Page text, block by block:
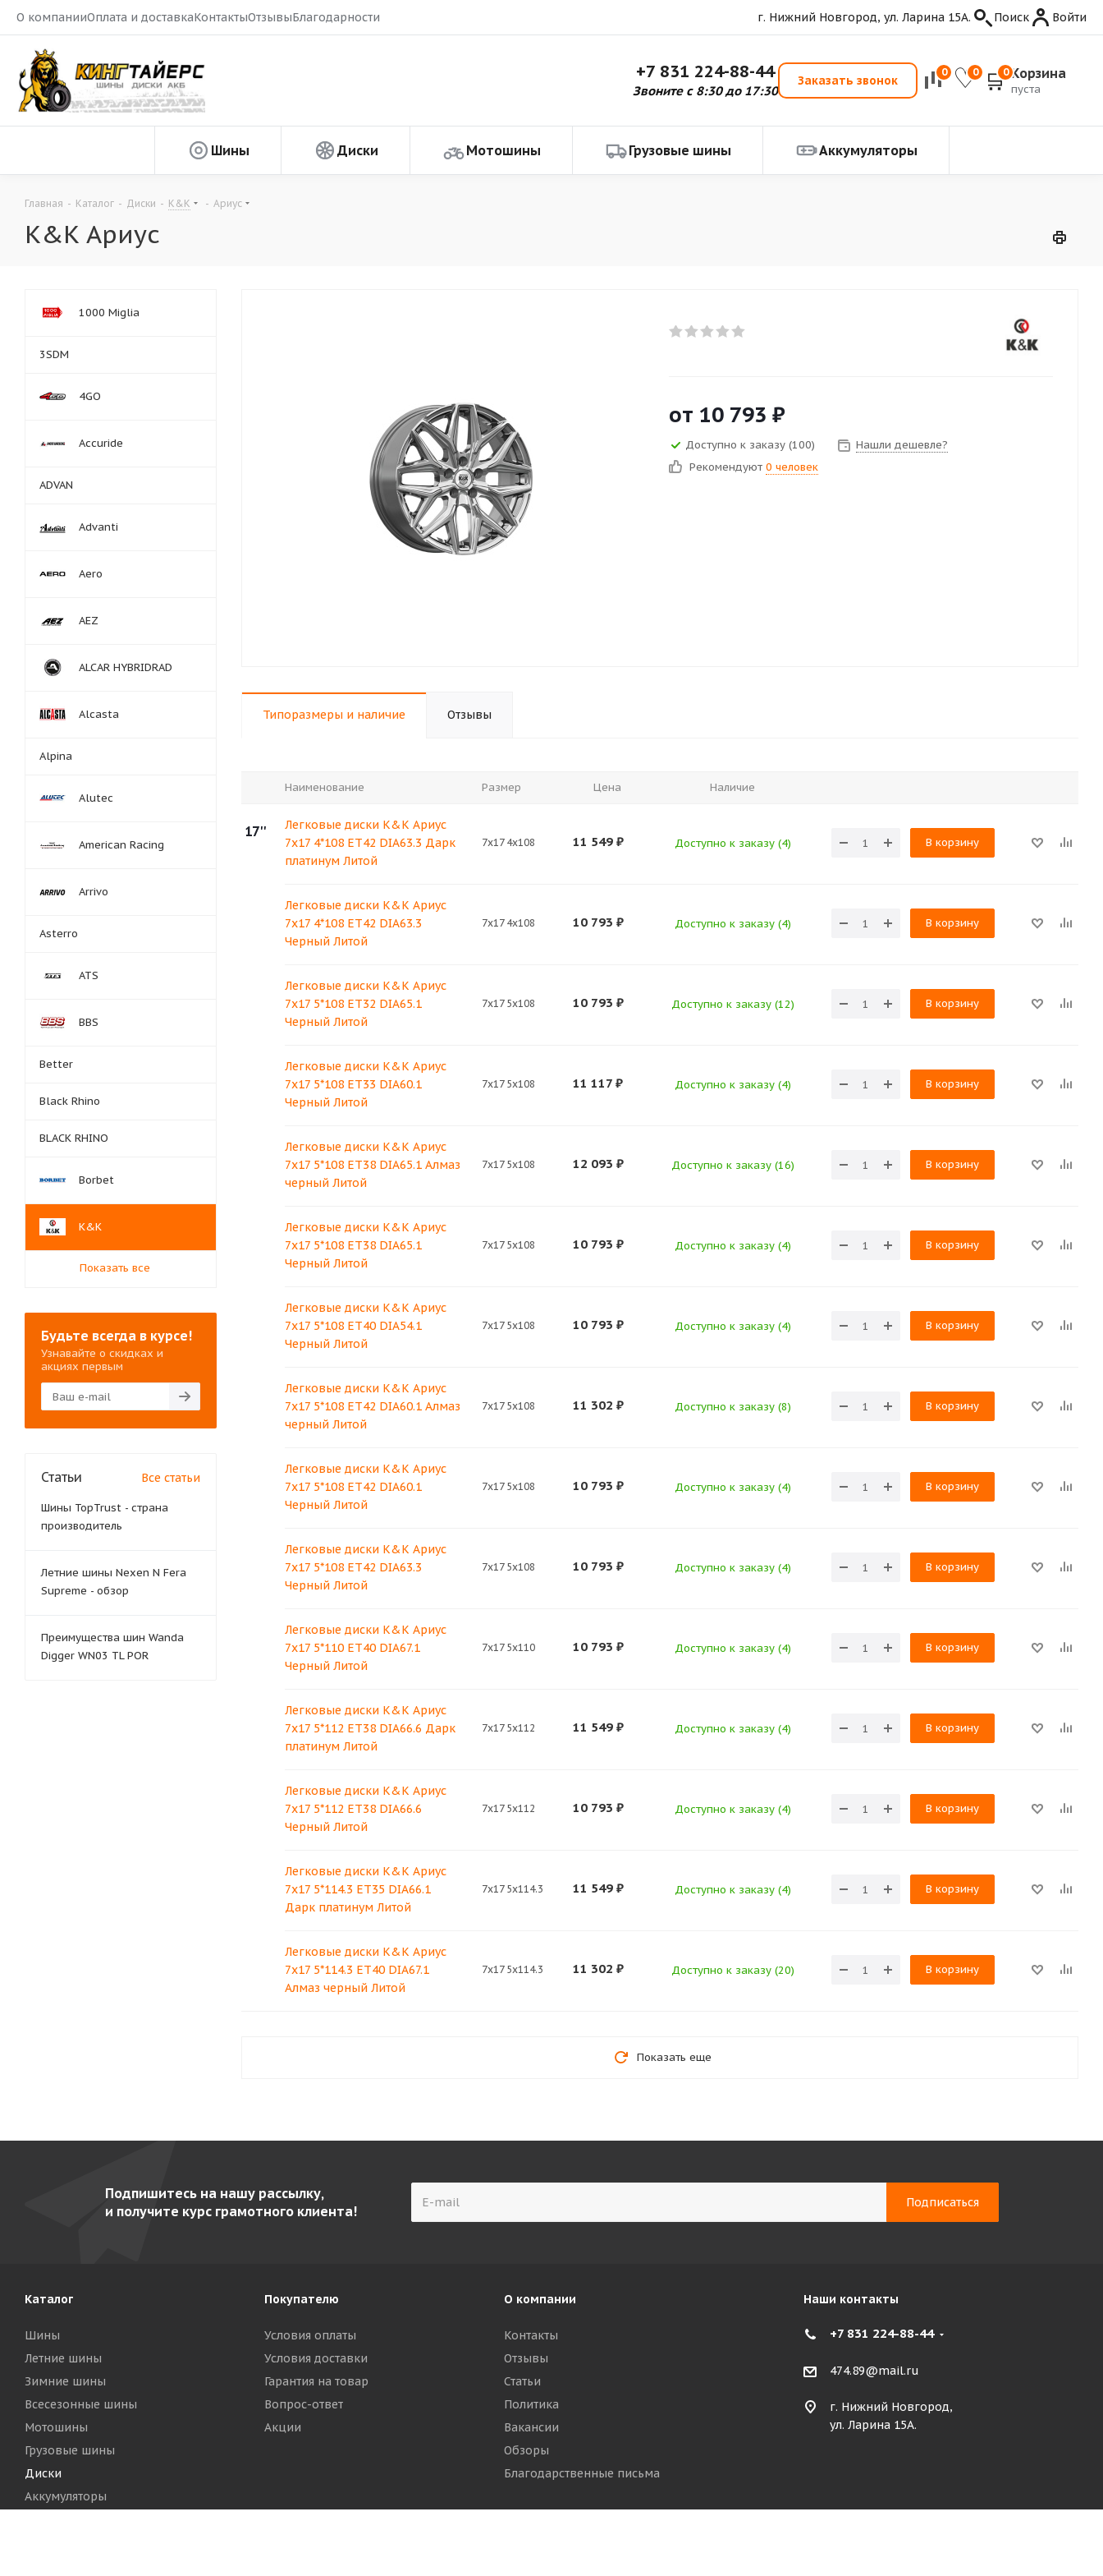
О компанииОплата и доставкаКонтактыОтзывыБлагодарности г. Нижний Новгород, ул. Ларина 15А. Поиск Войти
+7 831 224-88-44
Звоните с 8:30 до 17:30
Заказать звонок
0 0 0 Корзина
пуста
Шины Диски Мотошины Грузовые шины Аккумуляторы
Главная - Каталог - Диски - K&K - Ариус
K&K Ариус
от 10 793 ₽
Доступно к заказу (100)
Нашли дешевле?
Рекомендуют 0 человек
Типоразмеры и наличие Отзывы
Наименование Размер Цена Наличие
17''
Легковые диски K&K Ариус
7x17 4*108 ET42 DIA63.3 Дарк
платинум Литой
7x17 4x108 11 549 ₽ Доступно к заказу (4) В корзину
Легковые диски K&K Ариус
7x17 4*108 ET42 DIA63.3
Черный Литой
7x17 4x108 10 793 ₽ Доступно к заказу (4) В корзину
Легковые диски K&K Ариус
7x17 5*108 ET32 DIA65.1
Черный Литой
7x17 5x108 10 793 ₽ Доступно к заказу (12) В корзину
Легковые диски K&K Ариус
7x17 5*108 ET33 DIA60.1
Черный Литой
7x17 5x108 11 117 ₽ Доступно к заказу (4) В корзину
Легковые диски K&K Ариус
7x17 5*108 ET38 DIA65.1 Алмаз
черный Литой
7x17 5x108 12 093 ₽ Доступно к заказу (16) В корзину
Легковые диски K&K Ариус
7x17 5*108 ET38 DIA65.1
Черный Литой
7x17 5x108 10 793 ₽ Доступно к заказу (4) В корзину
Легковые диски K&K Ариус
7x17 5*108 ET40 DIA54.1
Черный Литой
7x17 5x108 10 793 ₽ Доступно к заказу (4) В корзину
Легковые диски K&K Ариус
7x17 5*108 ET42 DIA60.1 Алмаз
черный Литой
7x17 5x108 11 302 ₽ Доступно к заказу (8) В корзину
Легковые диски K&K Ариус
7x17 5*108 ET42 DIA60.1
Черный Литой
7x17 5x108 10 793 ₽ Доступно к заказу (4) В корзину
Легковые диски K&K Ариус
7x17 5*108 ET42 DIA63.3
Черный Литой
7x17 5x108 10 793 ₽ Доступно к заказу (4) В корзину
Легковые диски K&K Ариус
7x17 5*110 ET40 DIA67.1
Черный Литой
7x17 5x110 10 793 ₽ Доступно к заказу (4) В корзину
Легковые диски K&K Ариус
7x17 5*112 ET38 DIA66.6 Дарк
платинум Литой
7x17 5x112 11 549 ₽ Доступно к заказу (4) В корзину
Легковые диски K&K Ариус
7x17 5*112 ET38 DIA66.6
Черный Литой
7x17 5x112 10 793 ₽ Доступно к заказу (4) В корзину
Легковые диски K&K Ариус
7x17 5*114.3 ET35 DIA66.1
Дарк платинум Литой
7x17 5x114.3 11 549 ₽ Доступно к заказу (4) В корзину
Легковые диски K&K Ариус
7x17 5*114.3 ET40 DIA67.1
Алмаз черный Литой
7x17 5x114.3 11 302 ₽ Доступно к заказу (20) В корзину
Показать еще
1000 Miglia
3SDM
4GO
Accuride
ADVAN
Advanti
Aero
AEZ
ALCAR HYBRIDRAD
Alcasta
Alpina
Alutec
American Racing
Arrivo
Asterro
ATS
BBS
Better
Black Rhino
BLACK RHINO
Borbet
K&K
Показать все
Будьте всегда в курсе!
Узнавайте о скидках и
акциях первым
Статьи Все статьи
Шины TopTrust - страна
производитель
Летние шины Nexen N Fera
Supreme - обзор
Преимущества шин Wanda
Digger WN03 TL POR
Подпишитесь на нашу рассылку,
и получите курс грамотного клиента!
Каталог
Шины
Летние шины
Зимние шины
Всесезонные шины
Мотошины
Грузовые шины
Диски
Аккумуляторы
Покупателю
Условия оплаты
Условия доставки
Гарантия на товар
Вопрос-ответ
Акции
О компании
Контакты
Отзывы
Статьи
Политика
Вакансии
Обзоры
Благодарственные письма
Наши контакты
+7 831 224-88-44
474.89@mail.ru
г. Нижний Новгород,
ул. Ларина 15А.